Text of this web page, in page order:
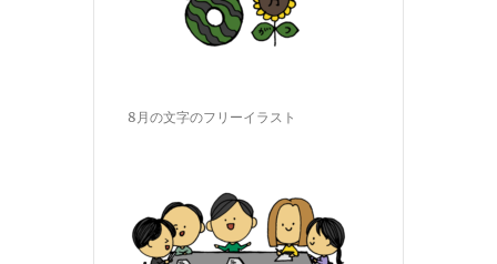
8月の文字のフリーイラスト